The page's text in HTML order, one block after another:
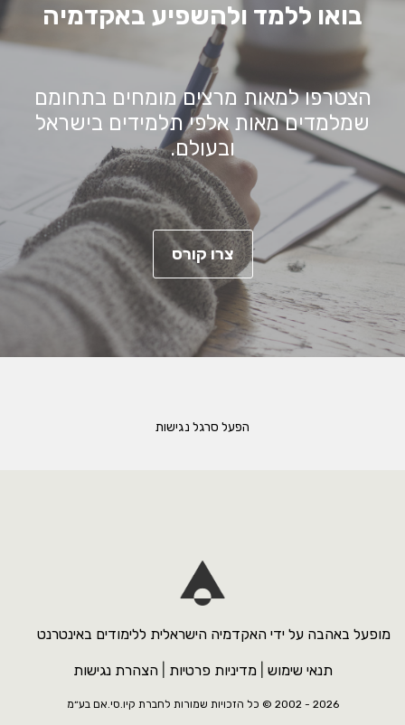
בואו ללמד ולהשפיע באקדמיה
הצטרפו למאות מרצים מומחים בתחומם
שמלמדים מאות אלפי תלמידים בישראל
ובעולם.
צרו קורס
הפעל סרגל נגישות
מופעל באהבה על ידי האקדמיה הישראלית ללימודים באינטרנט
תנאי שימוש |מדיניות פרטיות הצהרת נגישות
2026 - 2002 © כל הזכויות שמורות לחברת קיו.סי.אם בע״מ